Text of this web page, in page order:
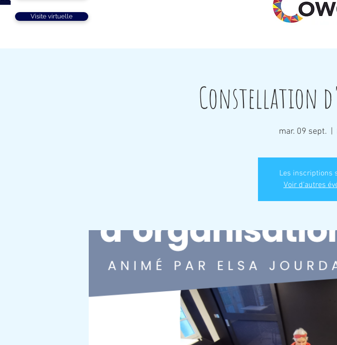
Visite virtuelle
Constellation
mar. 09 sept.
Les inscriptions
Voir d'autres